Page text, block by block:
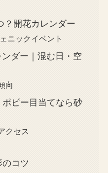
？開花カレンダー
ニックイベント
ダー｜混む日・空
向
ピー目当てなら砂
クセス
コツ